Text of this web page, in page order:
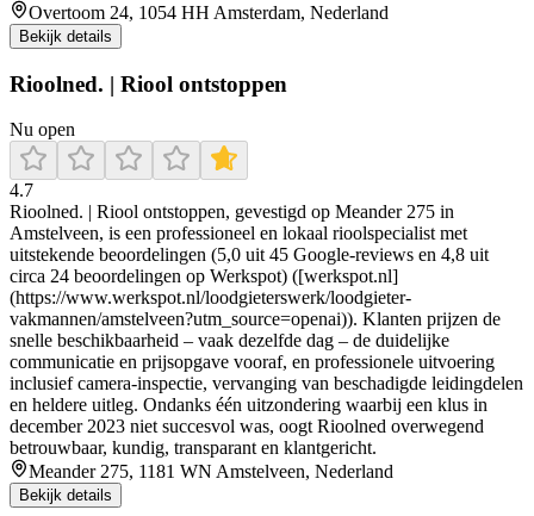
Overtoom 24, 1054 HH Amsterdam, Nederland
Bekijk details
Rioolned. | Riool ontstoppen
Nu open
4.7
Rioolned. | Riool ontstoppen, gevestigd op Meander 275 in
Amstelveen, is een professioneel en lokaal rioolspecialist met
uitstekende beoordelingen (5,0 uit 45 Google-reviews en 4,8 uit
circa 24 beoordelingen op Werkspot) ([werkspot.nl]
(https://www.werkspot.nl/loodgieterswerk/loodgieter-
vakmannen/amstelveen?utm_source=openai)). Klanten prijzen de
snelle beschikbaarheid – vaak dezelfde dag – de duidelijke
communicatie en prijsopgave vooraf, en professionele uitvoering
inclusief camera-inspectie, vervanging van beschadigde leidingdelen
en heldere uitleg. Ondanks één uitzondering waarbij een klus in
december 2023 niet succesvol was, oogt Rioolned overwegend
betrouwbaar, kundig, transparant en klantgericht.
Meander 275, 1181 WN Amstelveen, Nederland
Bekijk details